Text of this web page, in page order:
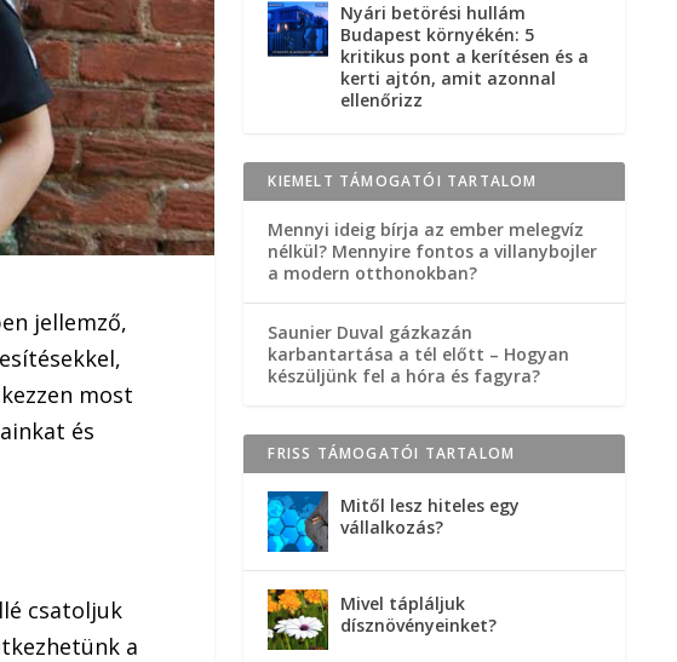
jellemző,
most
és
csatoljuk
a
Nyári betörési hullám
Budapest környékén: 5
kritikus pont a kerítésen és a
kerti ajtón, amit azonnal
ellenőrizz
KIEMELT TÁMOGATÓI TARTALOM
Mennyi ideig bírja az ember melegvíz
nélkül? Mennyire fontos a villanybojler
a modern otthonokban?
Saunier Duval gázkazán
karbantartása a tél előtt – Hogyan
készüljünk fel a hóra és fagyra?
FRISS TÁMOGATÓI TARTALOM
Mitől lesz hiteles egy
vállalkozás?
Mivel tápláljuk
dísznövényeinket?